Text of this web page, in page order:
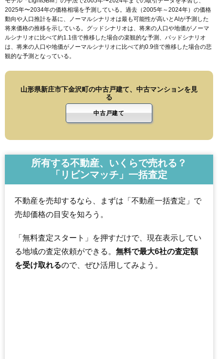
2025年〜2034年の価格相場を予測している。過去（2005年～2024年）の価格
動向や人口推計を基に、ノーマルシナリオは最も可能性が高いとAIが予測した
将来価格の推移を示している。グッドシナリオは、将来の人口や地価がノーマ
ルシナリオに比べて約1.1倍で推移した場合の楽観的な予測、バッドシナリオ
は、将来の人口や地価がノーマルシナリオに比べて約0.9倍で推移した場合の悲
観的な予測となっている。
山形県新庄市下金沢町の中古戸建て、中古マンションを見
る
中古戸建て
所有する不動産、いくらで売れる？
「リビンマッチ」一括査定
不動産を売却するなら、まずは「不動産一括査定」で
売却価格の目安を知ろう。
「無料査定スタート」を押すだけで、現在表示してい
る地域の査定依頼ができる。 無料で最大6社の査定額
を受け取れるので、ぜひ活用してみよう。